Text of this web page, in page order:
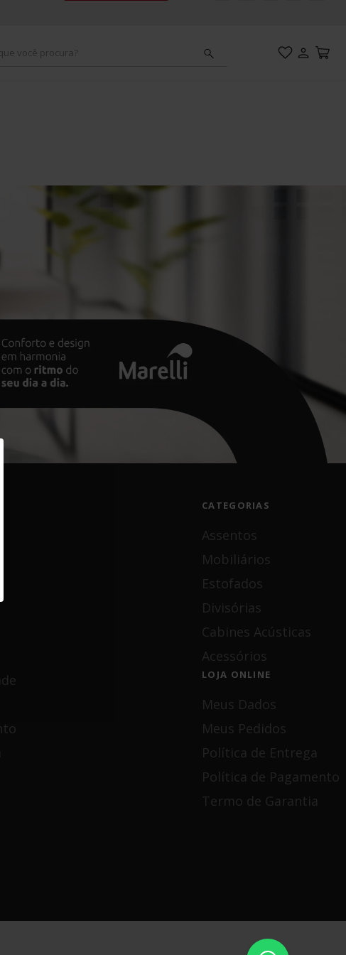
CATEGORIAS
Assentos
Mobiliários
Estofados
Divisórias
Cabines Acústicas
Acessórios
LOJA ONLINE
Meus Dados
Meus Pedidos
Política de Entrega
Política de Pagamento
Termo de Garantia
8º sophie
9º like
º unique